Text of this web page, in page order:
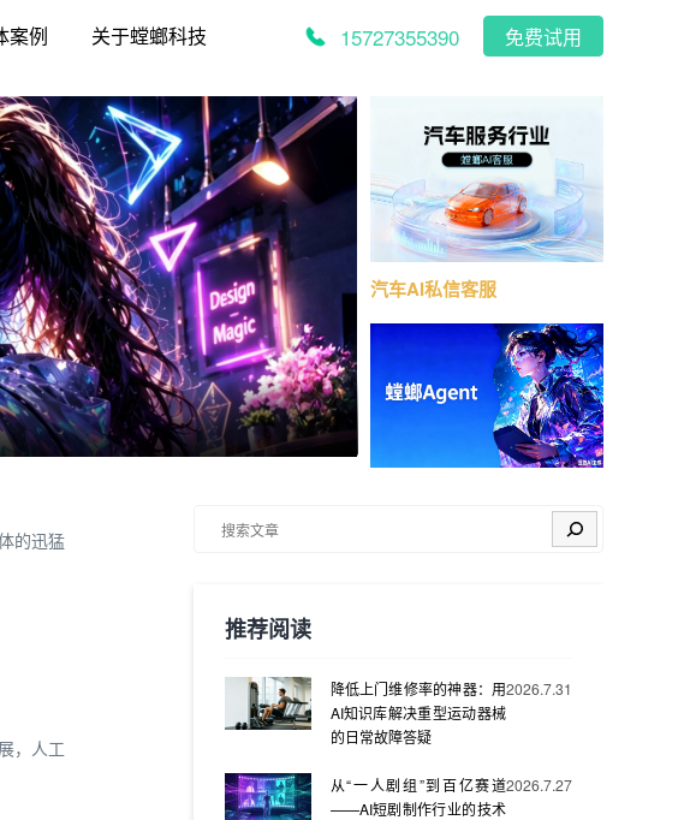
案例 关于螳螂科技 15727355390 免费试用
汽车AI私信客服
的迅猛
，人工
搜索
推荐阅读
降低上门维修率的神器：用
AI知识库解决重型运动器械
的日常故障答疑
2026.7.31
从“一人剧组”到百亿赛道
——AI短剧制作行业的技术
2026.7.27